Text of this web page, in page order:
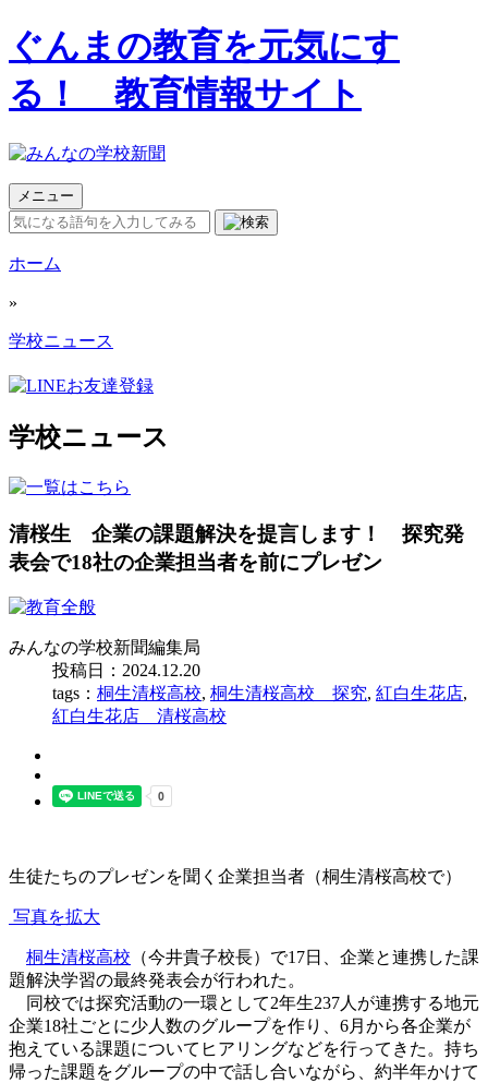
ぐんまの教育を元気にす
る！ 教育情報サイト
メニュー
ホーム
»
学校ニュース
学校ニュース
清桜生 企業の課題解決を提言します！ 探究発
表会で18社の企業担当者を前にプレゼン
みんなの学校新聞編集局
投稿日：2024.12.20
tags： 桐生清桜高校, 桐生清桜高校 探究, 紅白生花店,
紅白生花店 清桜高校
生徒たちのプレゼンを聞く企業担当者（桐生清桜高校で）
写真を拡大
桐生清桜高校 （今井貴子校長）で17日、企業と連携した課
題解決学習の最終発表会が行われた。
同校では探究活動の一環として2年生237人が連携する地元
企業18社ごとに少人数のグループを作り、6月から各企業が
抱えている課題についてヒアリングなどを行ってきた。持ち
帰った課題をグループの中で話し合いながら、約半年かけて